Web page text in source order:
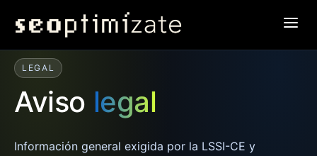
LEGAL
Aviso legal
Información general exigida por la LSSI-CE y